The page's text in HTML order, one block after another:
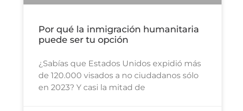
Por qué la inmigración humanitaria
puede ser tu opción
¿Sabías que Estados Unidos expidió más
de 120.000 visados a no ciudadanos sólo
en 2023? Y casi la mitad de